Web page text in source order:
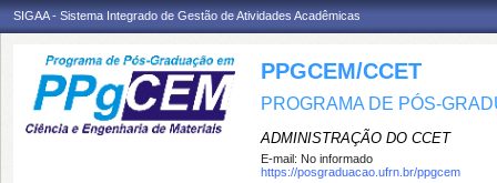
SIGAA - Sistema Integrado de Gestão de Atividades Acadêmicas
PPGCEM/CCET
PROGRAMA DE PÓS-
ADMINISTRAÇÃO DO CCET
E-mail: No informado
https://posgraduacao.ufrn.br/ppgcem